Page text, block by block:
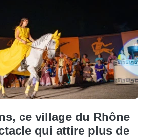
ce village du Rhône
qui attire plus de